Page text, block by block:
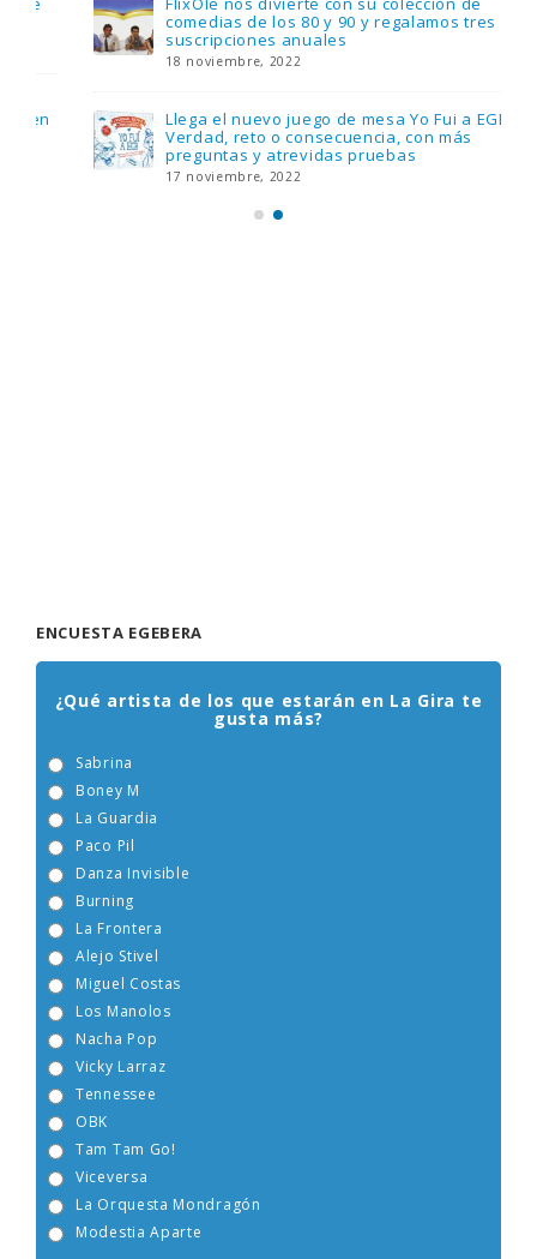
comedias de los 80 y 90 y regalamos tres
suscripciones anuales
18 noviembre, 2022
Llega el nuevo juego de mesa Yo Fui a EGB:
Verdad, reto o consecuencia, con más
preguntas y atrevidas pruebas
17 noviembre, 2022
¿Qué artista de los que estarán en La Gira te
gusta más?
Boney M
Burning
Alejo Stivel
Miguel Costas
Nacha Pop
Vicky Larraz
La Orquesta Mondragón
Modestia Aparte